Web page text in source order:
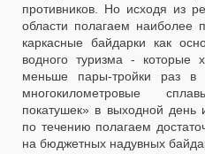
противников. Но исходя из
области полагаем наиболее
каркасные байдарки как
водного туризма -
меньше пары-тройки раз
многокилометровые
покатушек» в выходной день
по течению полагаем
на бюджетных надувных